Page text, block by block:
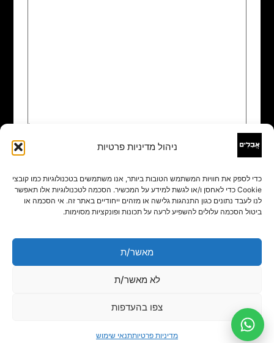
ניהול מדיניות פרטיות
כדי לספק את חוויות המשתמש הטובות ביותר, אנו משתמשים בטכנולוגיות כמו קובצי
Cookie כדי לאחסן ו/או לגשת למידע על המכשיר. הסכמה לטכנולוגיות אלו תאפשר
לנו לעבד נתונים כגון התנהגות גלישה או מזהים ייחודיים באתר זה. אי הסכמה או
ביטול הסכמה עלולים להשפיע לרעה על תכונות ופונקציות מסוימות.
מאשר/ת
לא מאשר/ת
צפו בהעדפות
מדיניות פרטיותתנאי שימוש
שם
אימייל*